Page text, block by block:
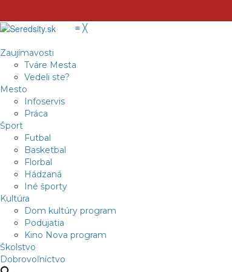
≡ ╳
Zaujímavosti
Tváre Mesta
Vedeli ste?
Mesto
Infoservis
Práca
Šport
Futbal
Basketbal
Florbal
Hádzaná
Iné športy
Kultúra
Dom kultúry program
Podujatia
Kino Nova program
Školstvo
Dobrovoľníctvo